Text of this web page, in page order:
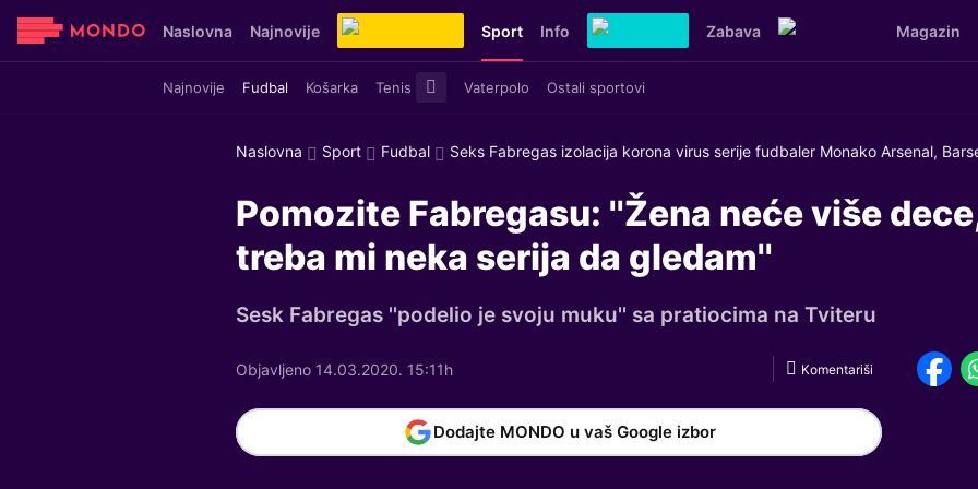
Naslovna Najnovije Sport
Najnovije Fudbal Košarka Tenis Vaterpolo Ostali sportovi
Info Zabava Magazin
Sensa Stvar ukusa Yumama
Naslovna Sport Fudbal Seks Fabregas izolacija korona virus serije fudbaler Monako Arsenal,
Pomozite Fabregasu: ''Žena neće više
treba mi neka serija da gledam''
Sesk Fabregas ''podelio je svoju muku'' sa pratiocima na Tviteru
Objavljeno 14.03.2020. 15:11h Komentariši
Dodajte MONDO u vaš Google izbor